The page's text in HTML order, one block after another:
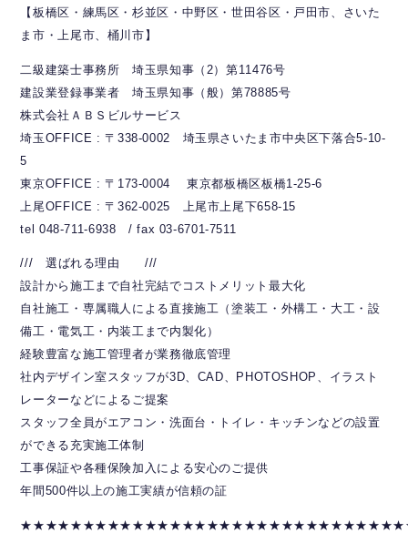
【板橋区・練馬区・杉並区・中野区・世田谷区・戸田市、さいた
ま市・上尾市、桶川市】
二級建築士事務所 埼玉県知事（2）第11476号
建設業登録事業者 埼玉県知事（般）第78885号
株式会社ＡＢＳビルサービス
埼玉OFFICE : 〒338-0002 埼玉県さいたま市中央区下落合5-10-
5
東京OFFICE : 〒173-0004 東京都板橋区板橋1-25-6
上尾OFFICE : 〒362-0025 上尾市上尾下658-15
tel 048-711-6938 / fax 03-6701-7511
/// 選ばれる理由 ///
設計から施工まで自社完結でコストメリット最大化
自社施工・専属職人による直接施工（塗装工・外構工・大工・設
備工・電気工・内装工まで内製化）
経験豊富な施工管理者が業務徹底管理
社内デザイン室スタッフが3D、CAD、PHOTOSHOP、イラスト
レーターなどによるご提案
スタッフ全員がエアコン・洗面台・トイレ・キッチンなどの設置
ができる充実施工体制
工事保証や各種保険加入による安心のご提供
年間500件以上の施工実績が信頼の証